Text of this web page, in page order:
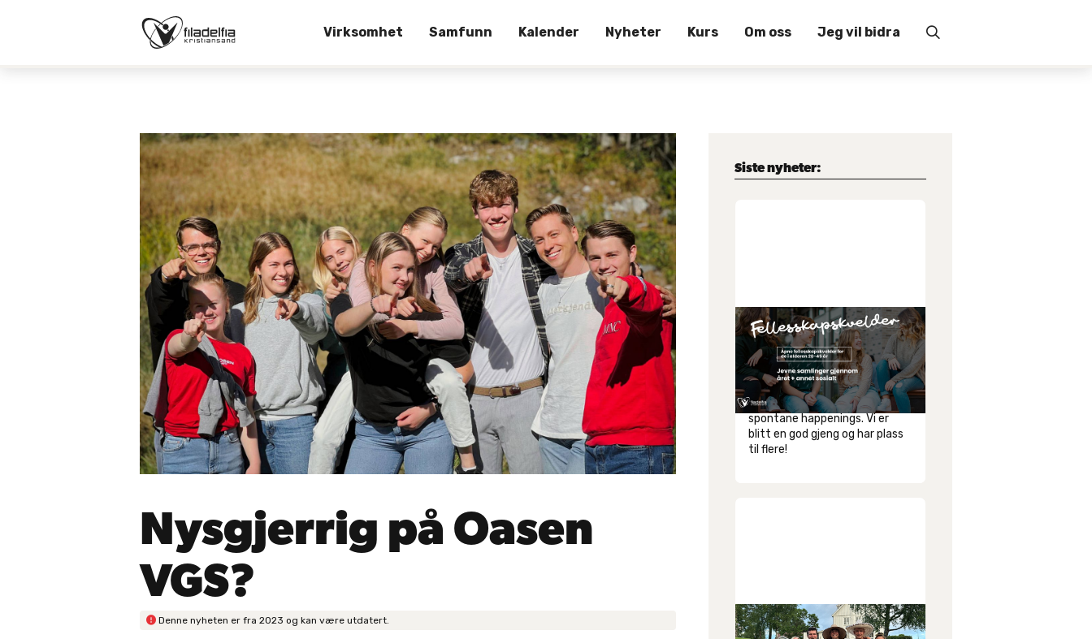
Virksomhet Samfunn Kalender Nyheter Kurs Om oss Jeg vil bidra 
Nysgjerrig på Oasen
VGS?
 Denne nyheten er fra 2023 og kan være utdatert.
Siste nyheter:
1.7.2026
Fellesskapskveld 28-45
Er du i alderen 28-45 år?
Fellesskapskveld arrangerer
månedlige treff og andre
spontane happenings. Vi er
blitt en god gjeng og har plass
til flere!
30.6.2026